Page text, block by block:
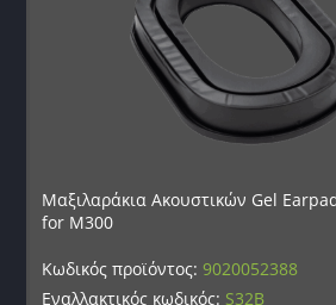
Μαξιλαράκια Ακουστικών Gel
for M300
Κωδικός προϊόντος:9020052388
Εναλλακτικός κωδικός: S32B